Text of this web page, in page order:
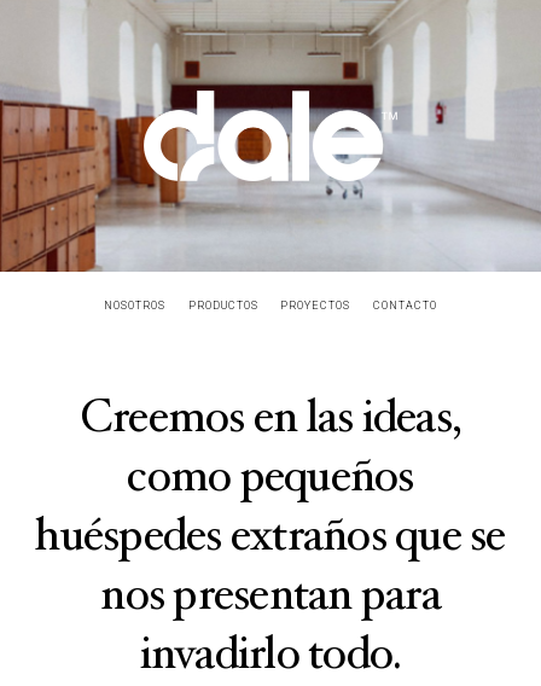
NOSOTROS PRODUCTOS PROYECTOS CONTACTO
Creemos en las ideas,
como pequeños
huéspedes extraños que se
nos presentan para
invadirlo todo.